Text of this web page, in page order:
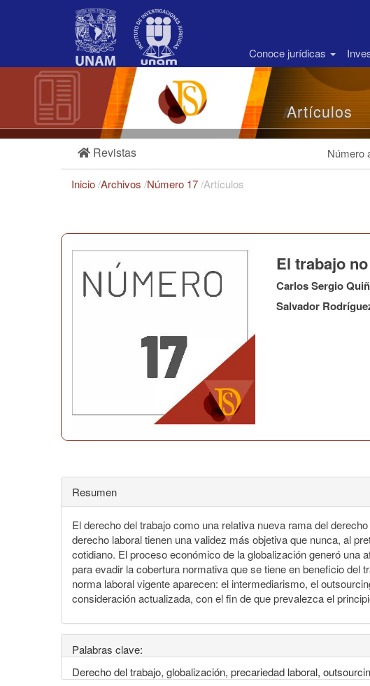
Barra
Conoce jurídicas
Artículos
Revistas Número
Inicio/Archivos /Número 17/Artículos
El trabajo
Carlos Sergio
Salvador
Resumen
El derecho del trabajo como una relativa nueva rama del
derecho laboral tienen una validez más objetiva que nunca, al
cotidiano. El proceso económico de la globalización generó una
para evadir la cobertura normativa que se tiene en beneficio del
norma laboral vigente aparecen: el intermediarismo, el
consideración actualizada, con el fin de que prevalezca el
Palabras clave:
Derecho del trabajo, globalización, precariedad laboral,